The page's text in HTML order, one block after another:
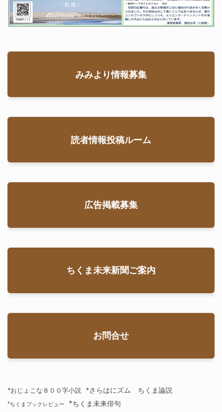
みみより情報募集
読者情報投稿ルーム
広告掲載募集
ちくま未来新聞ご案内
お問合せ
*おじょこな８００字小説 *さらはにズム ちくま論説
*ちくまブックレビュー *ちくま未来俳句